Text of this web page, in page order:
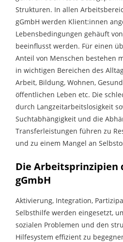
Strukturen. In allen
gGmbH werden Klient:innen
Lebensbedingungen gehäuft
beeinflusst werden. Für einen
Anteil von Menschen bestehen
in wichtigen Bereichen des
Arbeit, Bildung, Wohnen,
öffentlichen Leben etc. Die
durch Langzeitarbeitslosigkeit
Suchtabhängigkeit und die
Transferleistungen führen zu
und zu einem Mangel an
Die Arbeitsprinzipien
gGmbH
Aktivierung, Integration,
Selbsthilfe werden eingesetzt,
sozialen Problemen und den
Hilfesystem effizient zu